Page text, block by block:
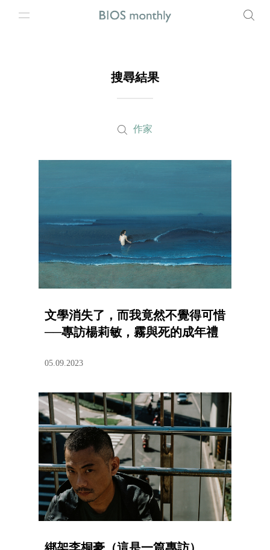
搜尋結果
作家
文學消失了，而我竟然不覺得可惜
──專訪楊莉敏，霧與死的成年禮
05.09.2023